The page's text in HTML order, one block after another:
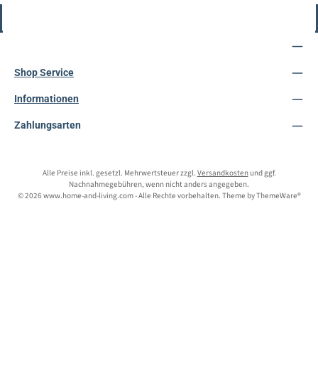
Shop Service
Informationen
Zahlungsarten
Alle Preise inkl. gesetzl. Mehrwertsteuer zzgl. Versandkostenund ggf.
Nachnahmegebühren, wenn nicht anders angegeben.
© 2026 www.home-and-living.com - Alle Rechte vorbehalten. Theme byThemeWare®